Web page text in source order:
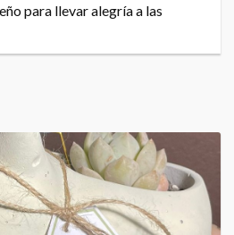
para llevar alegría a las